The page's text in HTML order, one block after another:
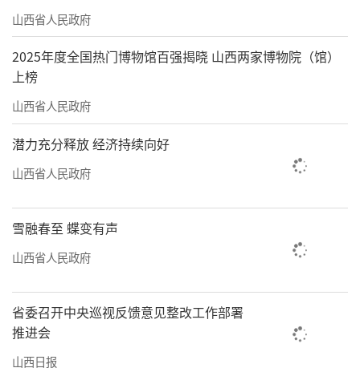
山西省人民政府
2025年度全国热门博物馆百强揭晓 山西两家博物院（馆）
上榜
山西省人民政府
潜力充分释放 经济持续向好
山西省人民政府
雪融春至 蝶变有声
山西省人民政府
省委召开中央巡视反馈意见整改工作部署
推进会
山西日报